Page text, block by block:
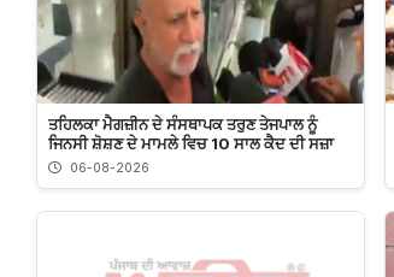
ਤਹਿਲਕਾ ਮੈਗਜ਼ੀਨ ਦੇ ਸੰਸਥਾਪਕ ਤਰੁਣ ਤੇਜਪਾਲ ਨੂੰ
ਜਿਨਸੀ ਸ਼ੋਸ਼ਣ ਦੇ ਮਾਮਲੇ ਵਿਚ 10 ਸਾਲ ਕੈਦ ਦੀ ਸਜ਼ਾ
06-08-2026